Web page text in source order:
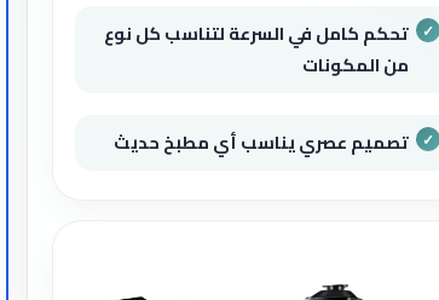
تحكم كامل في السرعة لتناسب كل نوع
من المكونات
تصميم عصري يناسب أي مطبخ حديث